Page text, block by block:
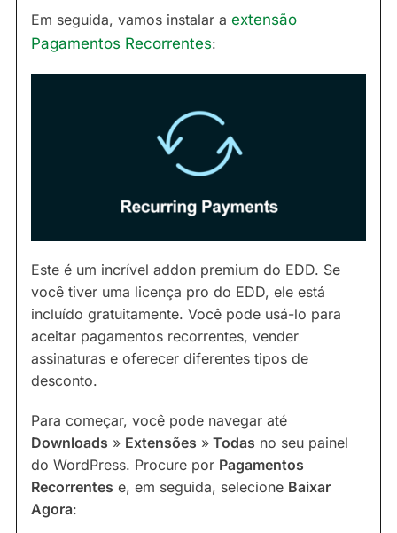
Em seguida, vamos instalar a extensão
Pagamentos Recorrentes:
Este é um incrível addon premium do EDD. Se
você tiver uma licença pro do EDD, ele está
incluído gratuitamente. Você pode usá-lo para
aceitar pagamentos recorrentes, vender
assinaturas e oferecer diferentes tipos de
desconto.
Para começar, você pode navegar até
Downloads » Extensões » Todas no seu painel
do WordPress. Procure por Pagamentos
Recorrentes e, em seguida, selecione Baixar
Agora: